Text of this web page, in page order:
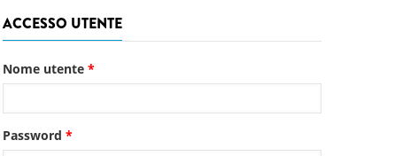
ACCESSO UTENTE
Nome utente *
Password *